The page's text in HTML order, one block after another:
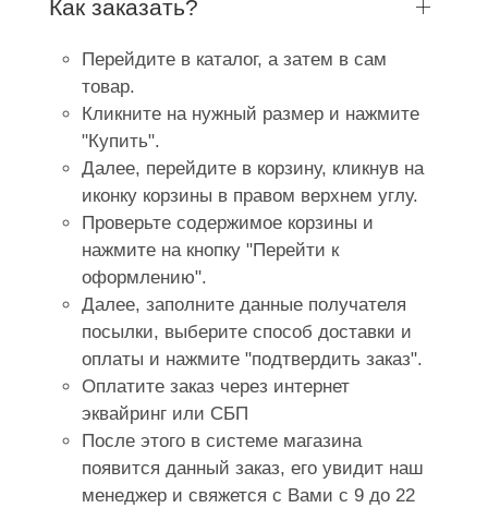
Как заказать?
Перейдите в каталог, а затем в сам
товар.
Кликните на нужный размер и нажмите
"Купить".
Далее, перейдите в корзину, кликнув на
иконку корзины в правом верхнем углу.
Проверьте содержимое корзины и
нажмите на кнопку "Перейти к
оформлению".
Далее, заполните данные получателя
посылки, выберите способ доставки и
оплаты и нажмите "подтвердить заказ".
Оплатите заказ через интернет
эквайринг или СБП
После этого в системе магазина
появится данный заказ, его увидит наш
менеджер и свяжется с Вами с 9 до 22